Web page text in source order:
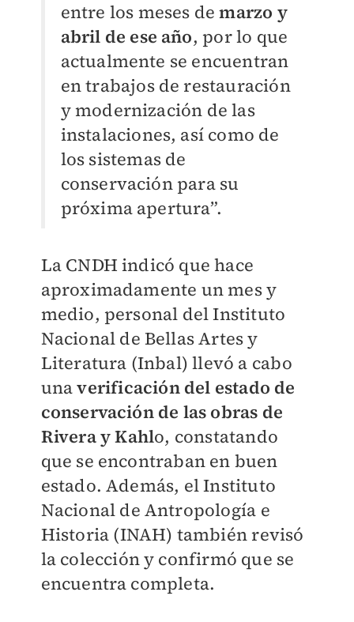
entre los meses demarzo y
abril de ese año, por lo que
actualmente se encuentran
en trabajos de restauración
y modernización de las
instalaciones, así como de
los sistemas de
conservación para su
próxima apertura”.
La CNDH indicó que hace
aproximadamente un mes y
medio, personal del Instituto
Nacional de Bellas Artes y
Literatura (Inbal) llevó a cabo
unaverificación del estado de
conservación de las obras de
Rivera y Kahlo, constatando
que se encontraban en buen
estado. Además, el Instituto
Nacional de Antropología e
Historia (INAH) también revisó
la colección y confirmó que se
encuentra completa.